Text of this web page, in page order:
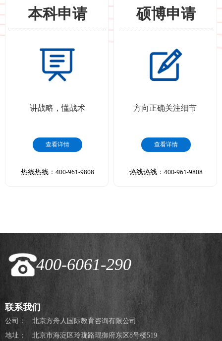
本科申请
讲战略，懂战术
热线热线： 400-961-9808
查看详情
讲战略，懂战术
热线热线： 400-961-9808
本科申请
查看详情
硕博申请
方向正确关注细节
热线热线： 400-961-9808
查看详情
方向正确关注细节
热线热线： 400-961-9808
硕博申请
查看详情
400-6061-290
联系我们
公司：
北京方舟人国际教育咨询有限公司
地址：
北京市海淀区玲珑路琨御府东区8号楼519